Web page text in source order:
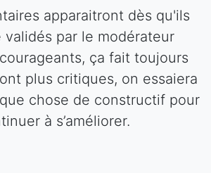
apparaitront dès qu'ils
validés par le modérateur
ça fait toujours
plus critiques, on essaiera
chose de constructif pour
à s’améliorer.